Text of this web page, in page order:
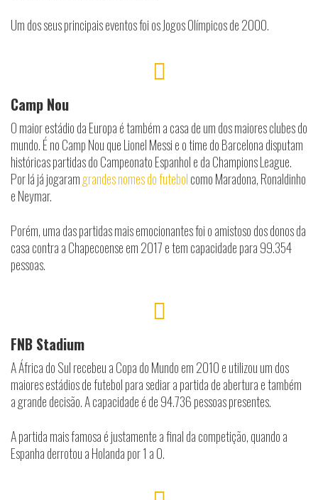
Um dos seus principais eventos foi os Jogos Olímpicos de 2000.
Camp Nou
O maior estádio da Europa é também a casa de um dos maiores clubes do
mundo. É no Camp Nou que Lionel Messi e o time do Barcelona disputam
históricas partidas do Campeonato Espanhol e da Champions League.
Por lá já jogaramgrandes nomes do futebolcomo Maradona, Ronaldinho
e Neymar.
Porém, uma das partidas mais emocionantes foi o amistoso dos donos da
casa contra a Chapecoense em 2017 e tem capacidade para 99.354
pessoas.
FNB Stadium
A África do Sul recebeu a Copa do Mundo em 2010 e utilizou um dos
maiores estádios de futebol para sediar a partida de abertura e também
a grande decisão. A capacidade é de 94.736 pessoas presentes.
A partida mais famosa é justamente a final da competição, quando a
Espanha derrotou a Holanda por 1 a 0.